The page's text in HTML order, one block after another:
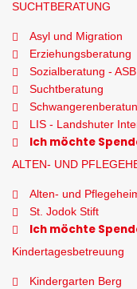
SUCHTBERATUNG
Asyl und Migration
Erziehungsberatung
Sozialberatung - ASB
Suchtberatung
LIS - Landshuter
Ich möchte
ALTEN- UND
Alten- und
St. Jodok Stift
Ich möchte
Kindertagesbetreuung
Kindergarten Berg